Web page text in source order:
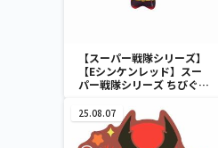
【スーパー戦隊シリーズ】
【Eシンケンレッド】スー
パー戦隊シリーズ ちびぐる
25.08.07